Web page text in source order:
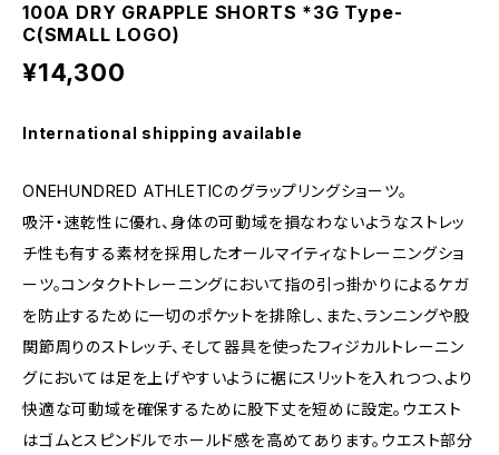
100A DRY GRAPPLE SHORTS *3G Type-
C(SMALL LOGO)
¥14,300
International shipping available
ONEHUNDRED ATHLETICのグラップリングショーツ。
吸汗・速乾性に優れ、身体の可動域を損なわないようなストレッ
チ性も有する素材を採用したオールマイティなトレーニングショ
ーツ。コンタクトトレーニングにおいて指の引っ掛かりによるケガ
を防止するために一切のポケットを排除し、また、ランニングや股
関節周りのストレッチ、そして器具を使ったフィジカルトレーニン
グにおいては足を上げやすいように裾にスリットを入れつつ、より
快適な可動域を確保するために股下丈を短めに設定。ウエスト
はゴムとスピンドルでホールド感を高めてあります。ウエスト部分